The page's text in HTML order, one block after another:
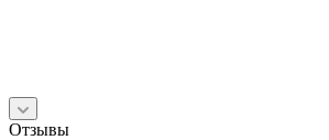
Отзывы